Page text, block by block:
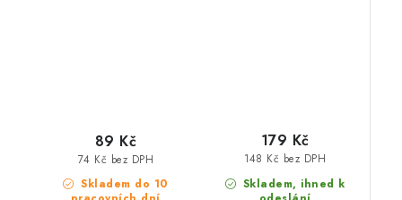
Skladem do 10
74 Kč bez DPH
89 Kč
Skladem, ihned k
148 Kč bez DPH
179 Kč